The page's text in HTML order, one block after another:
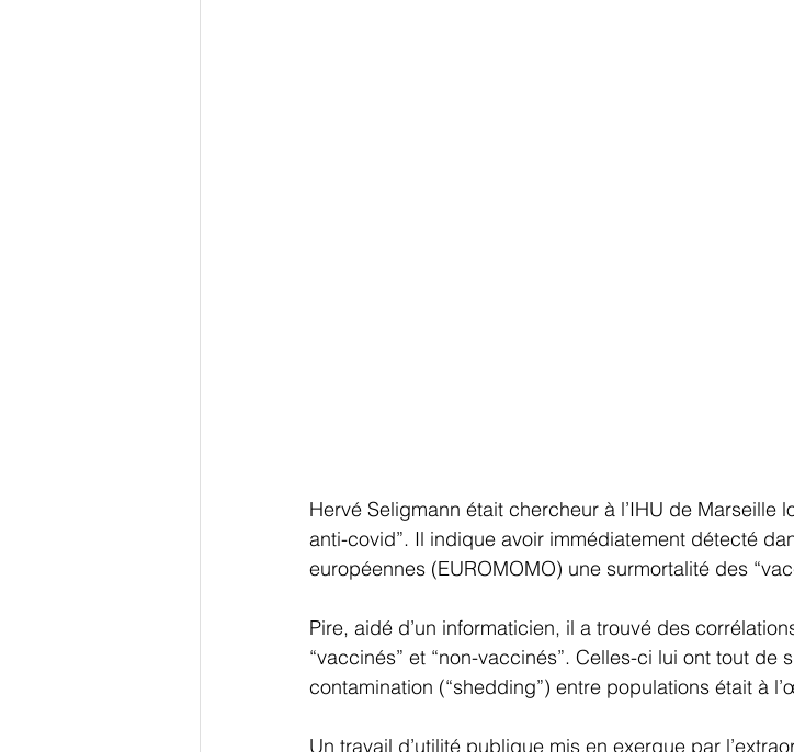
Hervé Seligmann était chercheur à l’IHU de Marseille
anti-covid”. Il indique avoir immédiatement détecté
européennes (EUROMOMO) une surmortalité des
Pire, aidé d’un informaticien, il a trouvé des
“vaccinés” et “non-vaccinés”. Celles-ci lui ont tout de
contamination (“shedding”) entre populations était à
Un travail d’utilité publique mis en exergue par